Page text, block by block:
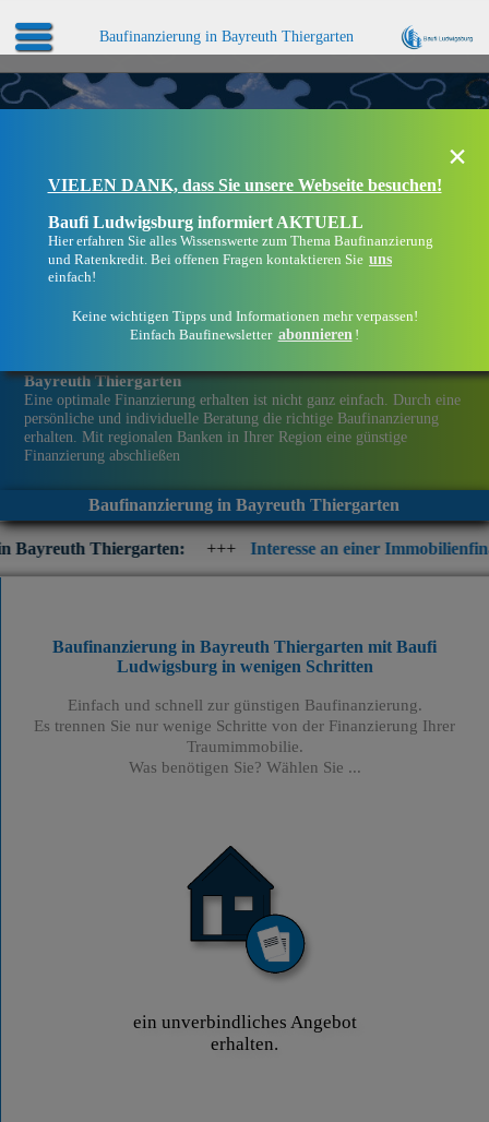
Baufinanzierung in Bayreuth Thiergarten
Bayreuth Thiergarten
Eine optimale Finanzierung erhalten ist nicht ganz einfach. Durch eine
persönliche und individuelle Beratung die richtige Baufinanzierung
erhalten. Mit regionalen Banken in Ihrer Region eine günstige
Finanzierung abschließen
Baufinanzierung in Bayreuth Thiergarten
+++ Interesse an einer Immobilienfinanzierung?
×
VIELEN DANK, dass Sie unsere Webseite besuchen!
Baufi Ludwigsburg informiert AKTUELL
Hier erfahren Sie alles Wissenswerte zum Thema Baufinanzierung
und Ratenkredit. Bei offenen Fragen kontaktieren Sie uns
einfach!
Keine wichtigen Tipps und Informationen mehr verpassen!
Einfach Baufinewsletter abonnieren !
Baufinanzierung in Bayreuth Thiergarten mit Baufi
Ludwigsburgin wenigen Schritten
Einfach und schnell zur günstigen Baufinanzierung.
Es trennen Sie nur wenige Schritte von der Finanzierung Ihrer
Traumimmobilie.
Was benötigen Sie? Wählen Sie ...
ein unverbindliches Angebot
erhalten.